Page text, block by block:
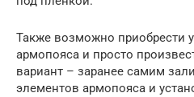
Также возможно приобрести
армопояса и просто
вариант – заранее самим
элементов армопояса и